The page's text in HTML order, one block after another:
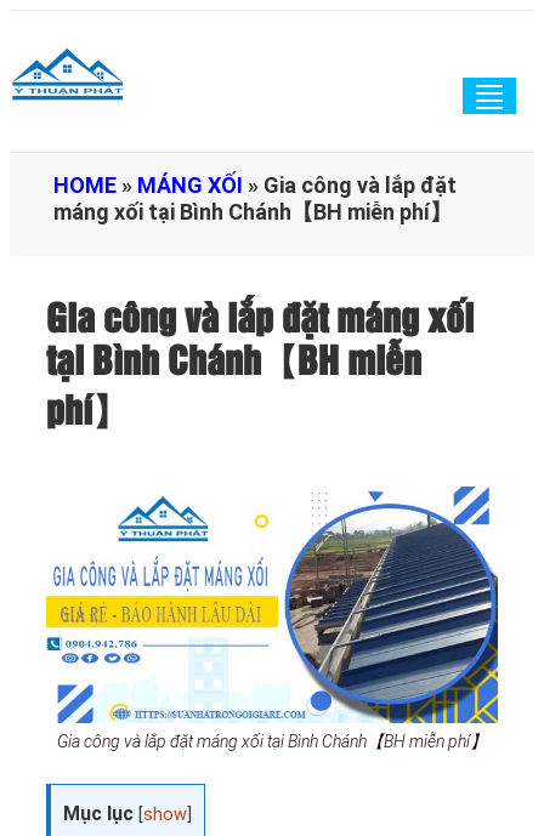
HOME » MÁNG XỐI » Gia công và lắp đặt
máng xối tại Bình Chánh【BH miễn phí】
Gia công và lắp đặt máng xối
tại Bình Chánh【BH miễn
phí】
Gia công và lắp đặt máng xối tại Bình Chánh【BH miễn phí】
Mục lục [show